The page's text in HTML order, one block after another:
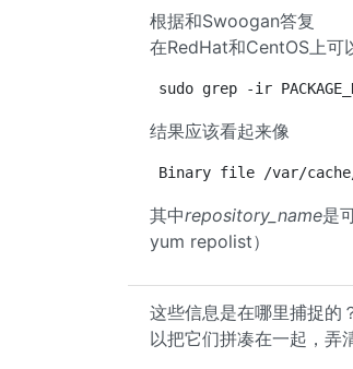
根据和Swoogan答复
在RedHat和CentOS上可
sudo grep -ir
结果应该看起来像
Binary file /var/cache/
其中repository_name是
yum repolist）
这些信息是在哪里捕捉的
以把它们拼凑在一起，弄